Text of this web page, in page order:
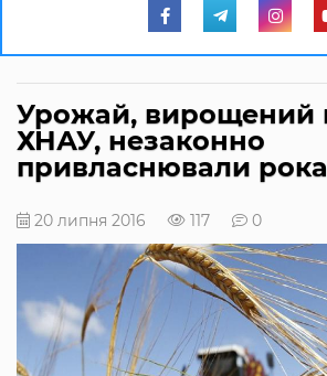
Урожай, вирощений
ХНАУ, незаконно
привласнювали
20 липня 2016 117 0